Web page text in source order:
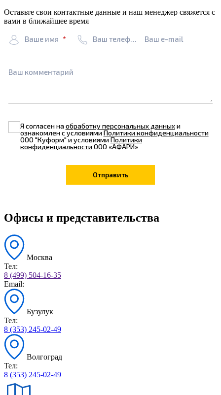
Оставьте свои контактные данные и наш менеджер свяжется с
вами в ближайшее время
Ваше имя Ваш телефон Ваш e-mail
Ваш комментарий
Я согласен наобработку персональных данныхи
ознакомлен с условиямиПолитики конфиденциальности
ООО "Куформ" и условиямиПолитики
конфиденциальностиООО «АФАРИ»
Офисы и представительства
Москва
Тел:
8 (499) 504-16-35
Email:
Бузулук
Тел:
8 (353) 245-02-49
Волгоград
Тел:
8 (353) 245-02-49